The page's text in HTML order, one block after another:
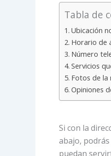
Tabla de
Ubicación
Horario de
Número
Servicios
Fotos de
Opiniones
Si con la
abajo,
puedan